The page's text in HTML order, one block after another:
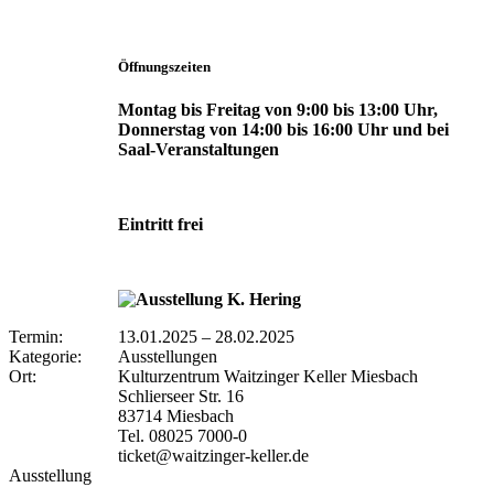
Öffnungszeiten
Montag bis Freitag von 9:00 bis 13:00 Uhr,
Donnerstag von 14:00 bis 16:00 Uhr und bei
Saal-Veranstaltungen
Eintritt frei
Termin: 13.01.2025 – 28.02.2025
Kategorie:
Ausstellungen
Ort:
Kulturzentrum Waitzinger Keller Miesbach
Schlierseer Str. 16
83714 Miesbach
Tel. 08025 7000-0
ticket@waitzinger-keller.de
Ausstellung